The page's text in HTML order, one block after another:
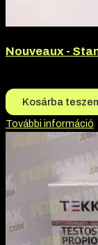
Nouveaux -
Kosárba
További információ